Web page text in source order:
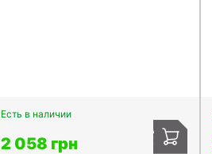
Есть в наличии
2 058 грн